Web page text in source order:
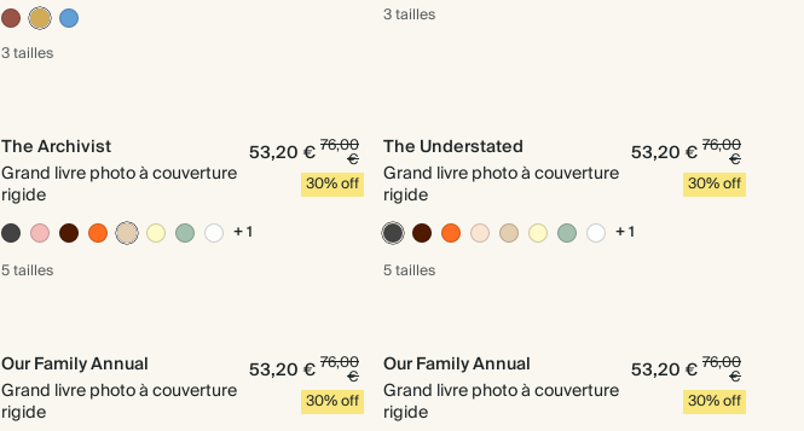
3 tailles
3 tailles
The Archivist
Grand livre photo à couverture
rigide
53,20 €76,00
€
30% off
+ 1
5 tailles
The Understated
Grand livre photo à couverture
rigide
53,20 €76,00
€
30% off
+ 1
5 tailles
Our Family Annual
Grand livre photo à couverture
rigide
53,20 €76,00
€
30% off
Our Family Annual
Grand livre photo à couverture
rigide
53,20 €76,00
€
30% off